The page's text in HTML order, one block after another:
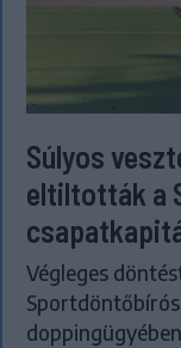
Súlyos
eltiltották a
Végleges